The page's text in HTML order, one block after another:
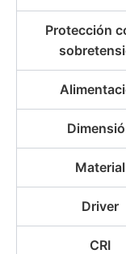
Protección
Material
Driver
CRI